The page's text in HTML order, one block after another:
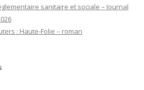
sanitaire et sociale – Journal
: Haute-Folie – roman